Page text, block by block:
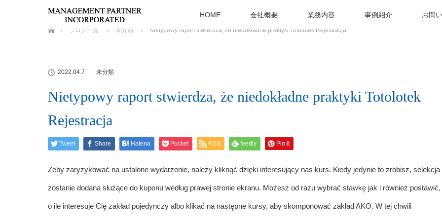
HOME 会社概要 業務内容 事例紹介 お問
ホーム
ブログ一覧
未分類 Nietypowy raport stwierdza, że ​​​​niedokładne praktyki Totolotek Rejestracja
2022.04.7 未分類
Nietypowy raport stwierdza, że ​​​​niedokładne praktyki Totolotek
Rejestracja
Tweet Share Hatena Pocket RSS feedly Pin it
Żeby zaryzykować na ustalone wydarzenie, należy kliknąć dzięki interesujący nas kurs. Kiedy jedynie to zrobisz, selekcja
zostanie dodana służące do kuponu według prawej stronie ekranu. Możesz od razu wybrać stawkę jak i również postawić,
o ile interesuje Cię zakład pojedynczy albo klikać na następne kursy, aby skomponować zakład AKO. W tej chwili